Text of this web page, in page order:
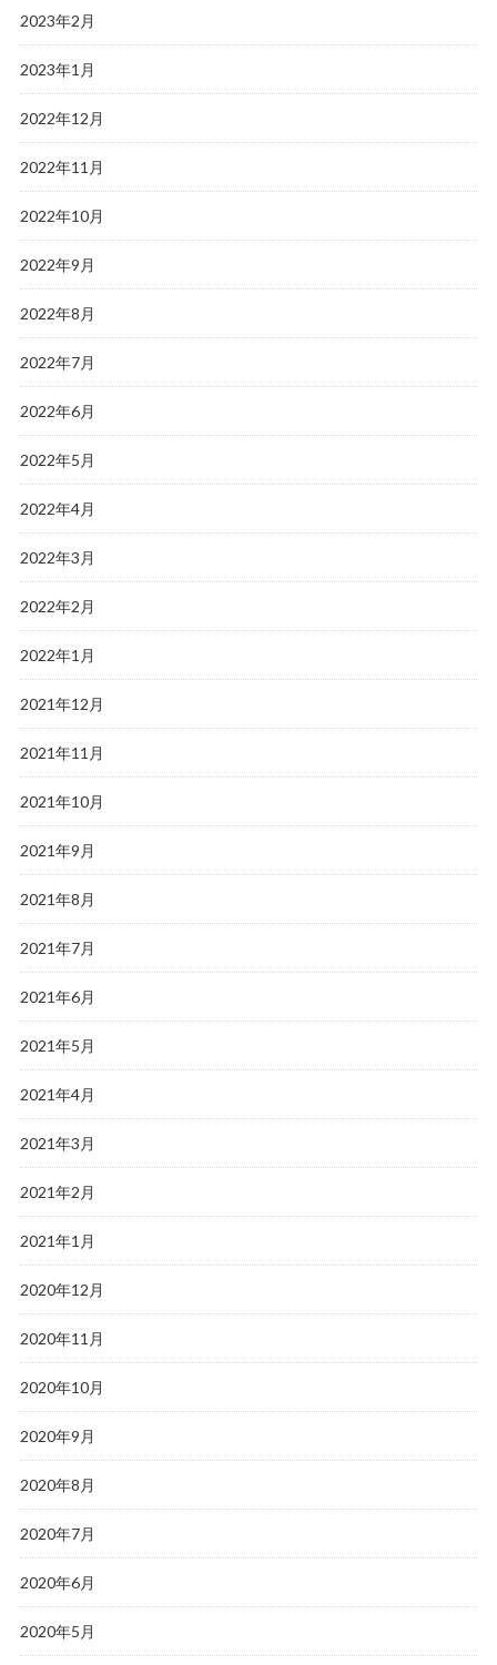
2023年2月
2023年1月
2022年12月
2022年11月
2022年10月
2022年9月
2022年8月
2022年7月
2022年6月
2022年5月
2022年4月
2022年3月
2022年2月
2022年1月
2021年12月
2021年11月
2021年10月
2021年9月
2021年8月
2021年7月
2021年6月
2021年5月
2021年4月
2021年3月
2021年2月
2021年1月
2020年12月
2020年11月
2020年10月
2020年9月
2020年8月
2020年7月
2020年6月
2020年5月